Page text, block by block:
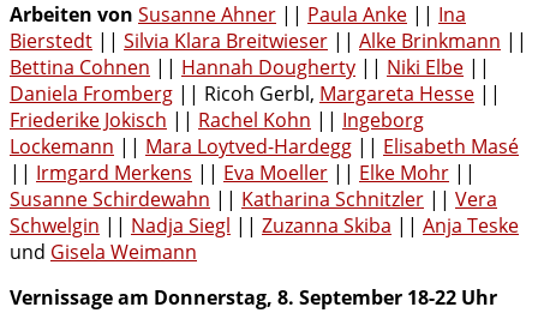
Arbeiten von Susanne Ahner || Paula Anke || Ina
Bierstedt || Silvia Klara Breitwieser || Alke Brinkmann ||
Bettina Cohnen || Hannah Dougherty || Niki Elbe ||
Daniela Fromberg || Ricoh Gerbl, Margareta Hesse ||
Friederike Jokisch || Rachel Kohn || Ingeborg
Lockemann || Mara Loytved-Hardegg || Elisabeth Masé
|| Irmgard Merkens || Eva Moeller || Elke Mohr ||
Susanne Schirdewahn || Katharina Schnitzler || Vera
Schwelgin || Nadja Siegl || Zuzanna Skiba || Anja Teske
und Gisela Weimann
Vernissage am Donnerstag, 8. September 18-22 Uhr